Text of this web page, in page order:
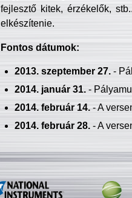
fejlesztő kitek, érzékelők,
elkészítenie.
Fontos dátumok:
2013. szeptember 27.-
2014. január 31.-
2014. február 14.- A
2014. február 28.- A